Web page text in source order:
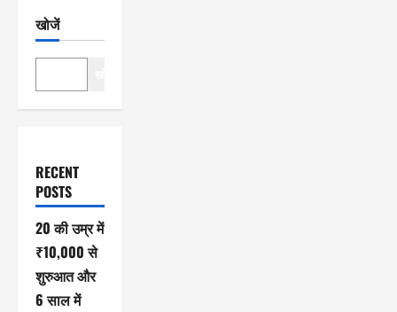
खोजें
RECENT
POSTS
20 की उम्र में
₹10,000 से
शुरुआत और
6 साल में